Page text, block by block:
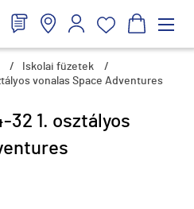
/ Iskolai füzetek
/
vonalas Space Adventures
32 1. osztályos